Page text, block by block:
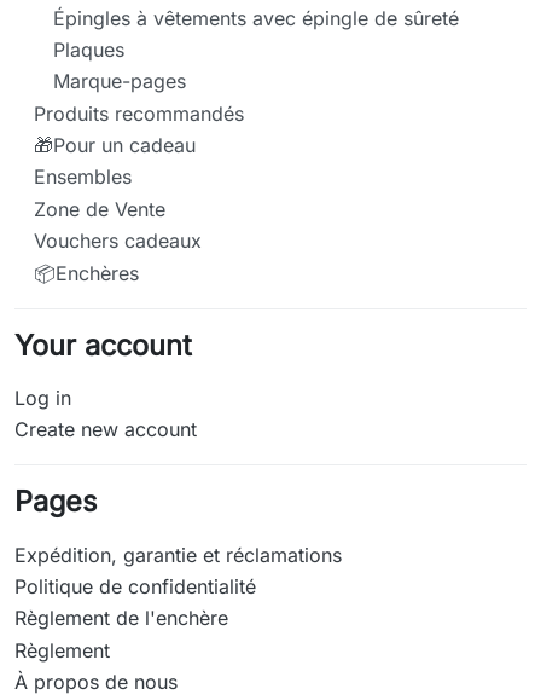
Épingles à vêtements avec épingle de sûreté
Plaques
Marque-pages
Produits recommandés
🎁Pour un cadeau
Ensembles
Zone de Vente
Vouchers cadeaux
📦Enchères
Your account
Log in
Create new account
Pages
Expédition, garantie et réclamations
Politique de confidentialité
Règlement de l'enchère
Règlement
À propos de nous